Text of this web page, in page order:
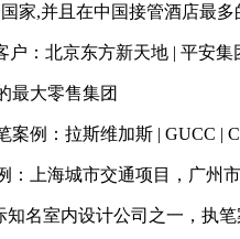
家,并且在中国接管酒店最多
：北京东方新天地 | 平安
最大零售集团
例：拉斯维加斯 | GUCC |
：上海城市交通项目，广州
名室内设计公司之一，执